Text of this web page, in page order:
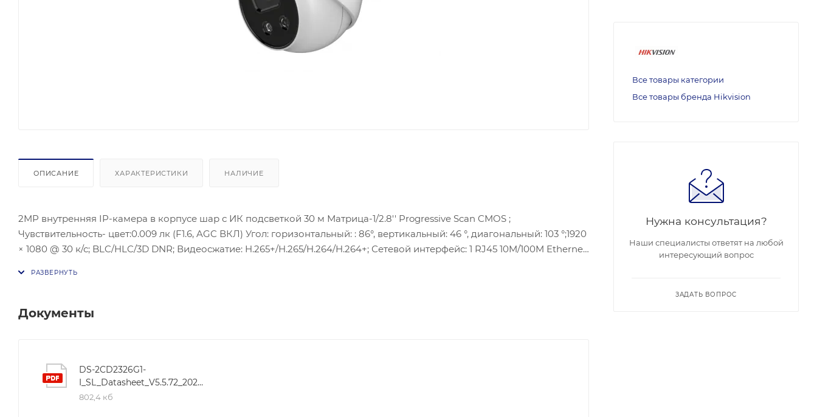
ОПИСАНИЕ ХАРАКТЕРИСТИКИ НАЛИЧИЕ
2MP внутренняя IP-камера в корпусе шар с ИК подсветкой 30 м Матрица-1/2.8'' Progressive Scan CMOS ;
Чувствительность- цвет:0.009 лк (F1.6, AGC ВКЛ) Угол: горизонтальный: : 86°, вертикальный: 46 °, диагональный: 103 °;1920
× 1080 @ 30 к/с; BLC/HLC/3D DNR; Видеосжатие: H.265+/H.265/H.264/H.264+; Сетевой интерфейс: 1 RJ45 10M/100M Ethernet;
Документы
DS-2CD2326G1-
I_SL_Datasheet_V5.5.72_20210316
802,4 кб
Все товары категории
Все товары бренда Hikvision
Нужна консультация?
Наши специалисты ответят на любой
интересующий вопрос
ЗАДАТЬ ВОПРОС